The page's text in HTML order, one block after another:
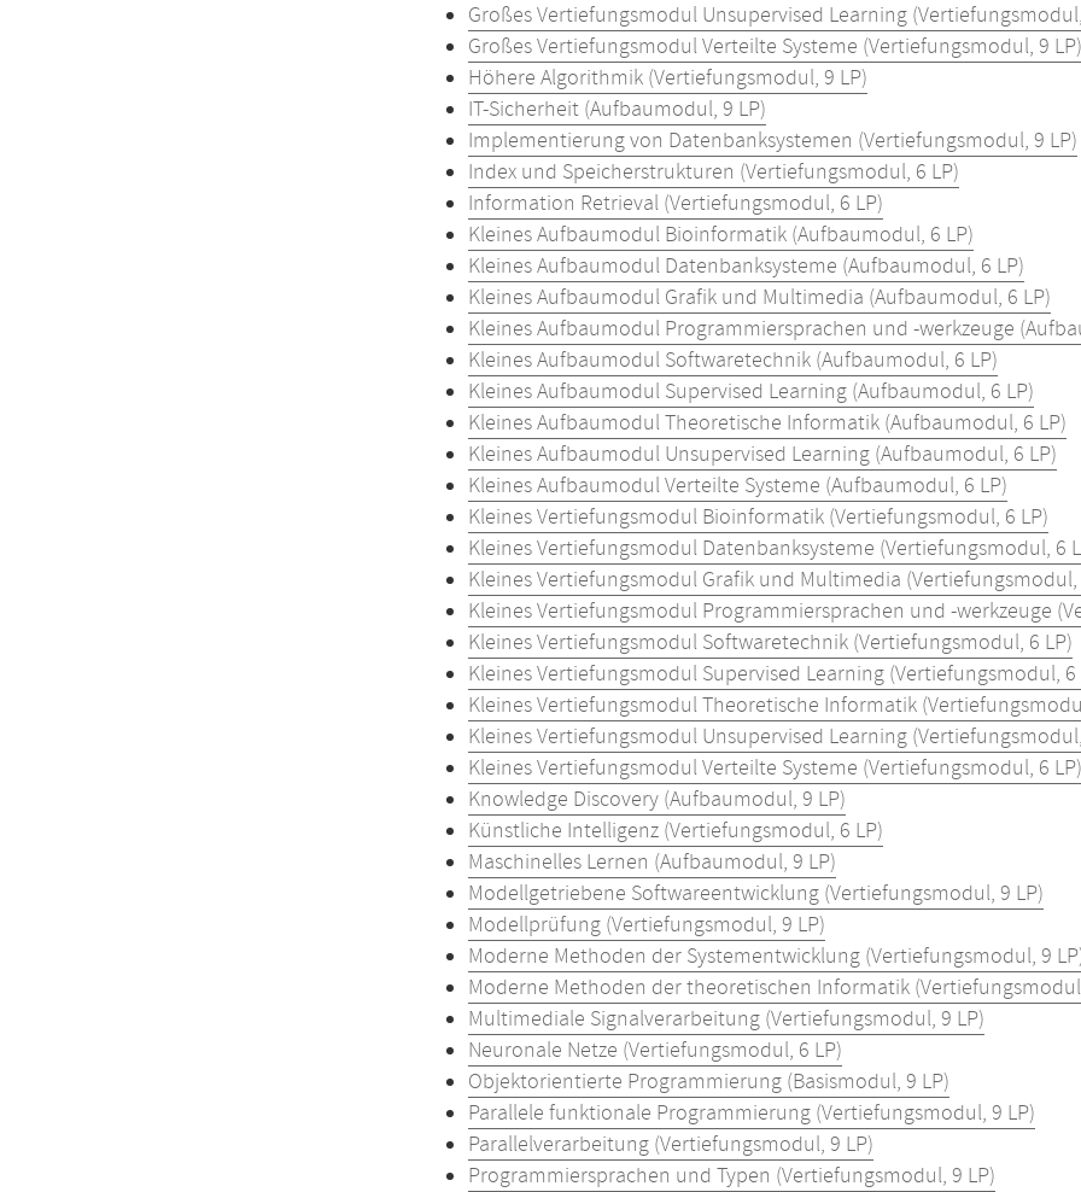
Großes Vertiefungsmodul Unsupervised Learning
Großes Vertiefungsmodul Verteilte Systeme (Vertiefungsmodul, 9 LP)
Höhere Algorithmik (Vertiefungsmodul, 9 LP)
IT-Sicherheit (Aufbaumodul, 9 LP)
Implementierung von Datenbanksystemen (Vertiefungsmodul, 9 LP)
Index und Speicherstrukturen (Vertiefungsmodul, 6 LP)
Information Retrieval (Vertiefungsmodul, 6 LP)
Kleines Aufbaumodul Bioinformatik (Aufbaumodul, 6 LP)
Kleines Aufbaumodul Datenbanksysteme (Aufbaumodul, 6 LP)
Kleines Aufbaumodul Grafik und Multimedia (Aufbaumodul, 6 LP)
Kleines Aufbaumodul Programmiersprachen und -werkzeuge
Kleines Aufbaumodul Softwaretechnik (Aufbaumodul, 6 LP)
Kleines Aufbaumodul Supervised Learning (Aufbaumodul, 6 LP)
Kleines Aufbaumodul Theoretische Informatik (Aufbaumodul, 6 LP)
Kleines Aufbaumodul Unsupervised Learning (Aufbaumodul, 6 LP)
Kleines Aufbaumodul Verteilte Systeme (Aufbaumodul, 6 LP)
Kleines Vertiefungsmodul Bioinformatik (Vertiefungsmodul, 6 LP)
Kleines Vertiefungsmodul Datenbanksysteme (Vertiefungsmodul, 6
Kleines Vertiefungsmodul Grafik und Multimedia (Vertiefungsmodul,
Kleines Vertiefungsmodul Programmiersprachen und -werkzeuge
Kleines Vertiefungsmodul Softwaretechnik (Vertiefungsmodul, 6 LP)
Kleines Vertiefungsmodul Supervised Learning (Vertiefungsmodul, 6
Kleines Vertiefungsmodul Theoretische Informatik
Kleines Vertiefungsmodul Unsupervised Learning
Kleines Vertiefungsmodul Verteilte Systeme (Vertiefungsmodul, 6 LP)
Knowledge Discovery (Aufbaumodul, 9 LP)
Künstliche Intelligenz (Vertiefungsmodul, 6 LP)
Maschinelles Lernen (Aufbaumodul, 9 LP)
Modellgetriebene Softwareentwicklung (Vertiefungsmodul, 9 LP)
Modellprüfung (Vertiefungsmodul, 9 LP)
Moderne Methoden der Systementwicklung (Vertiefungsmodul, 9
Moderne Methoden der theoretischen Informatik
Multimediale Signalverarbeitung (Vertiefungsmodul, 9 LP)
Neuronale Netze (Vertiefungsmodul, 6 LP)
Objektorientierte Programmierung (Basismodul, 9 LP)
Parallele funktionale Programmierung (Vertiefungsmodul, 9 LP)
Parallelverarbeitung (Vertiefungsmodul, 9 LP)
Programmiersprachen und Typen (Vertiefungsmodul, 9 LP)